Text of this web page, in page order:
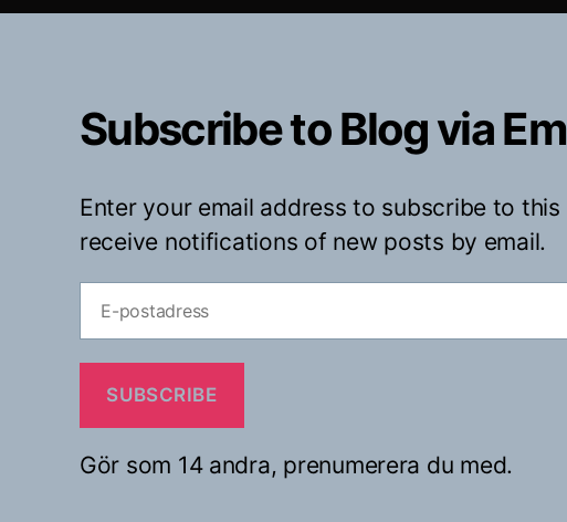
Subscribe to Blog via
Enter your email address to subscribe to
receive notifications of new posts by email.
postadress
SUBSCRIBE
Gör som 14 andra, prenumerera du med.